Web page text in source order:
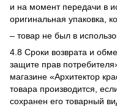
и на момент передачи в
оригинальная упаковка,
– товар не был в
4.8 Сроки возврата и
защите прав
магазине «Архитектор
товара производится,
сохранен его товарный